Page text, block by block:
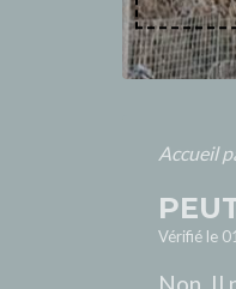
Accueil
Vérifié le